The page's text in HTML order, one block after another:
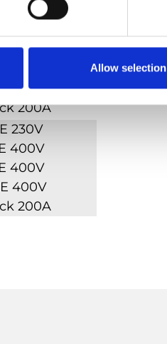
Allow selection
400V
200A
230V
400V
400V
400V
200A